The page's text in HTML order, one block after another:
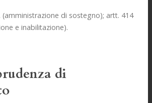
(amministrazione di sostegno); artt. 414
e inabilitazione).
di